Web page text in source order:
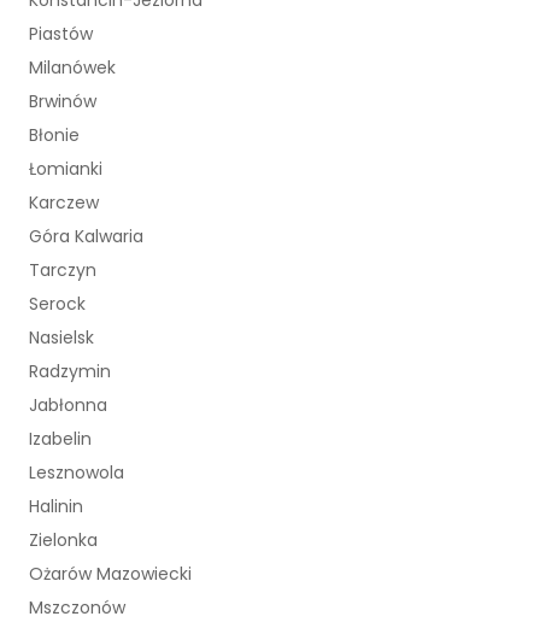
Piastów
Milanówek
Brwinów
Błonie
Łomianki
Karczew
Góra Kalwaria
Tarczyn
Serock
Nasielsk
Radzymin
Jabłonna
Izabelin
Lesznowola
Halinin
Zielonka
Ożarów Mazowiecki
Mszczonów